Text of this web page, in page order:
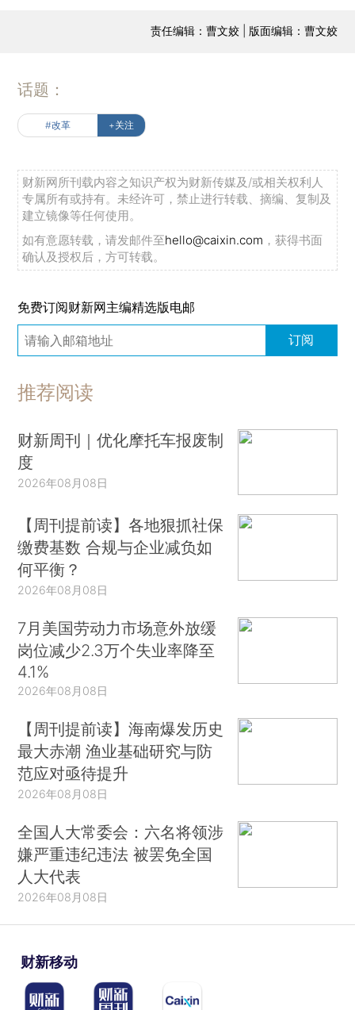
责任编辑：曹文姣 | 版面编辑：曹文姣
话题：
#改革 +关注
财新网所刊载内容之知识产权为财新传媒及/或相关权利人
专属所有或持有。未经许可，禁止进行转载、摘编、复制及
建立镜像等任何使用。
如有意愿转载，请发邮件至hello@caixin.com ，获得书面
确认及授权后，方可转载。
免费订阅财新网主编精选版电邮
订阅
推荐阅读
财新周刊｜优化摩托车报废制
度
2026年08月08日
【周刊提前读】各地狠抓社保
缴费基数 合规与企业减负如
何平衡？
2026年08月08日
7月美国劳动力市场意外放缓
岗位减少2.3万个失业率降至
4.1%
2026年08月08日
【周刊提前读】海南爆发历史
最大赤潮 渔业基础研究与防
范应对亟待提升
2026年08月08日
全国人大常委会：六名将领涉
嫌严重违纪违法 被罢免全国
人大代表
2026年08月08日
财新移动